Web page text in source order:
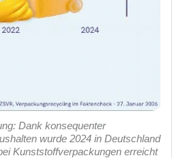
Dank konsequenter
wurde 2024 in Deutschland
Kunststoffverpackungen erreicht